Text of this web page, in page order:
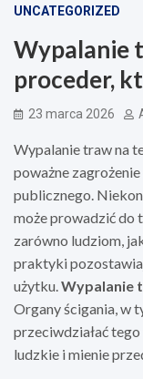
UNCATEGORIZED
Wypalanie
proceder,
23 marca 2026
Wypalanie traw na
poważne
publicznego.
może prowadzić do
zarówno ludziom,
praktyki
użytku.Wypalanie
Organy ścigania, w
przeciwdziałać
ludzkie i mienie